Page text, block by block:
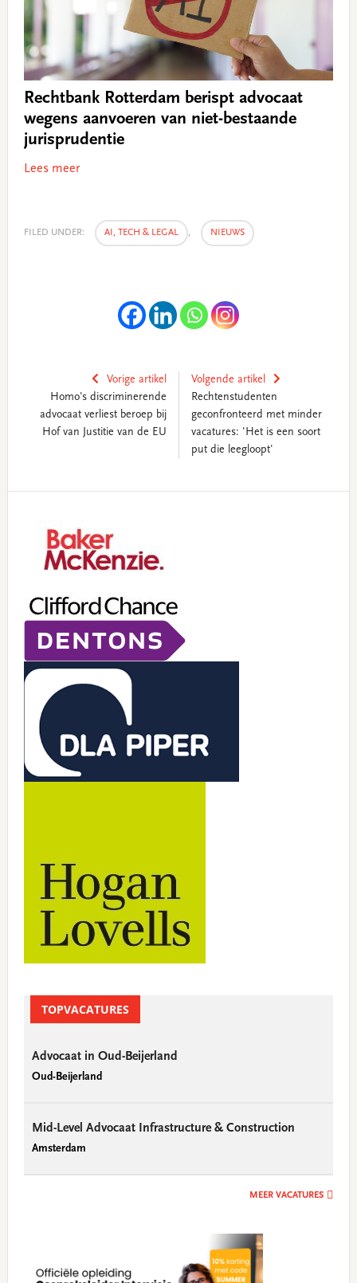
Rechtbank Rotterdam berispt advocaat
wegens aanvoeren van niet-bestaande
jurisprudentie
Lees meer
FILED UNDER: AI, TECH & LEGAL , NIEUWS
Vorige artikel
Homo's discriminerende
advocaat verliest beroep bij
Hof van Justitie van de EU
Volgende artikel
Rechtenstudenten
geconfronteerd met minder
vacatures: 'Het is een soort
put die leegloopt'
TOPVACATURES
Advocaat in Oud-Beijerland
Oud-Beijerland
Mid-Level Advocaat Infrastructure & Construction
Amsterdam
MEER VACATURES